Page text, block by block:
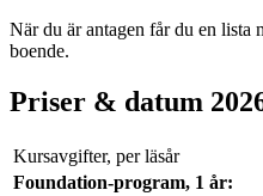
När du är antagen får du en lista
boende.
Priser & datum
Kursavgifter, per läsår
Foundation-program, 1 år: